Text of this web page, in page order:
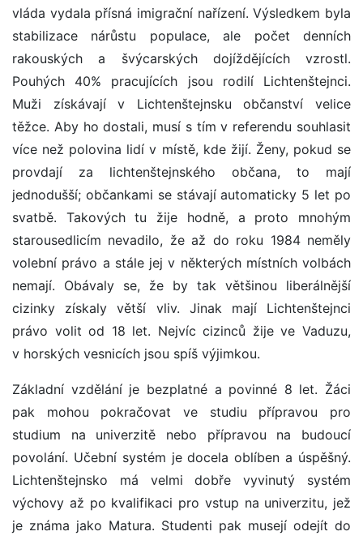
vláda vydala přísná imigrační nařízení. Výsledkem byla
stabilizace nárůstu populace, ale počet denních
rakouských a švýcarských dojíždějících vzrostl.
Pouhých 40% pracujících jsou rodilí Lichtenštejnci.
Muži získávají v Lichtenštejnsku občanství velice
těžce. Aby ho dostali, musí s tím v referendu souhlasit
více než polovina lidí v místě, kde žijí. Ženy, pokud se
provdají za lichtenštejnského občana, to mají
jednodušší; občankami se stávají automaticky 5 let po
svatbě. Takových tu žije hodně, a proto mnohým
starousedlicím nevadilo, že až do roku 1984 neměly
volební právo a stále jej v některých místních volbách
nemají. Obávaly se, že by tak většinou liberálnější
cizinky získaly větší vliv. Jinak mají Lichtenštejnci
právo volit od 18 let. Nejvíc cizinců žije ve Vaduzu,
v horských vesnicích jsou spíš výjimkou.
Základní vzdělání je bezplatné a povinné 8 let. Žáci
pak mohou pokračovat ve studiu přípravou pro
studium na univerzitě nebo přípravou na budoucí
povolání. Učební systém je docela oblíben a úspěšný.
Lichtenštejnsko má velmi dobře vyvinutý systém
výchovy až po kvalifikaci pro vstup na univerzitu, jež
je známa jako Matura. Studenti pak musejí odejít do